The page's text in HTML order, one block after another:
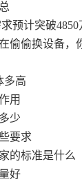
预计突破4850
偷偷换设备，
多高
用
少
要求
的标准是什么
好